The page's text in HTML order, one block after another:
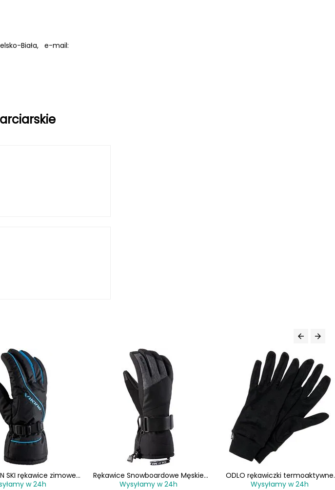
Biała, e-mail:
SKI rękawice zimowe
110/22/6014
w 24h
Rękawice Snowboardowe Męskie
VIKING Eltoro
Wysyłamy w 24h
ODLO rękawiczki termoaktywne
sportowe unisex Active Warm
Wysyłamy w 24h